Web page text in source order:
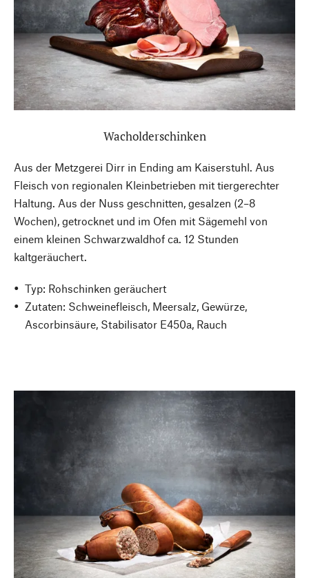
Wacholderschinken
Aus der Metzgerei Dirr in Ending am Kaiserstuhl. Aus
Fleisch von regionalen Kleinbetrieben mit tiergerechter
Haltung. Aus der Nuss geschnitten, gesalzen (2–8
Wochen), getrocknet und im Ofen mit Sägemehl von
einem kleinen Schwarzwaldhof ca. 12 Stunden
kaltgeräuchert.
Typ: Rohschinken geräuchert
Zutaten: Schweinefleisch, Meersalz, Gewürze,
Ascorbinsäure, Stabilisator E450a, Rauch